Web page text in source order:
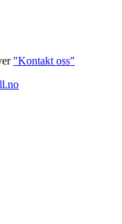
"Kontakt oss"